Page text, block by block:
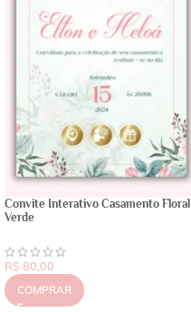
Convite Interativo Casamento Floral
Verde
R$ 80,00
COMPRAR